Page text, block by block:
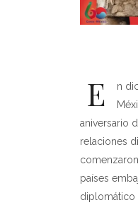
E
n
aniversario
relaciones
países
diplomático